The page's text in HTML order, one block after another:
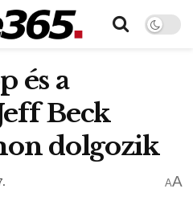
és a
Beck
dolgozik
AA